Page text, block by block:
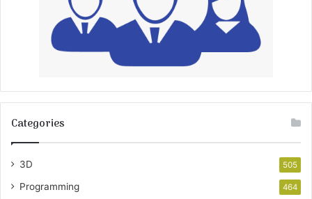
Categories
3D 505
Programming 464